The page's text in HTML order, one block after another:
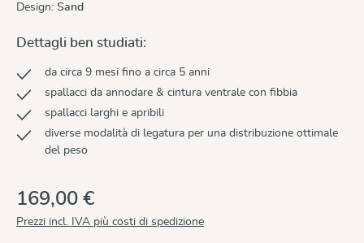
Design: Sand
Dettagli ben studiati:
da circa 9 mesi fino a circa 5 anni
spallacci da annodare & cintura ventrale con fibbia
spallacci larghi e apribili
diverse modalità di legatura per una distribuzione ottimale
del peso
169,00 €
Prezzi incl. IVA più costi di spedizione